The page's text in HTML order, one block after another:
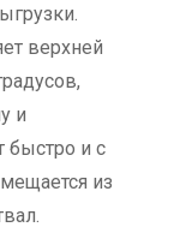
верхней
и
быстро и с
из